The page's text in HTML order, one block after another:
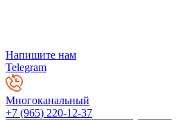
Напишите нам
Telegram
Многоканальный
+7 (965) 220-12-37